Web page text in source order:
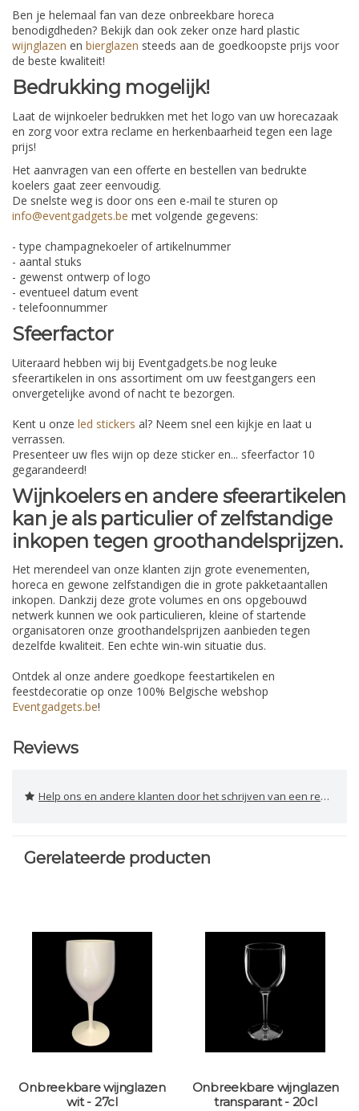
Ben je helemaal fan van deze onbreekbare horeca
benodigdheden? Bekijk dan ook zeker onze hard plastic
wijnglazen en bierglazen steeds aan de goedkoopste prijs voor
de beste kwaliteit!
Bedrukking mogelijk!
Laat de wijnkoeler bedrukken met het logo van uw horecazaak
en zorg voor extra reclame en herkenbaarheid tegen een lage
prijs!
Het aanvragen van een offerte en bestellen van bedrukte
koelers gaat zeer eenvoudig.
De snelste weg is door ons een e-mail te sturen op
info@eventgadgets.be met volgende gegevens:
- type champagnekoeler of artikelnummer
- aantal stuks
- gewenst ontwerp of logo
- eventueel datum event
- telefoonnummer
Sfeerfactor
Uiteraard hebben wij bij Eventgadgets.be nog leuke
sfeerartikelen in ons assortiment om uw feestgangers een
onvergetelijke avond of nacht te bezorgen.
Kent u onze led stickers al? Neem snel een kijkje en laat u
verrassen.
Presenteer uw fles wijn op deze sticker en... sfeerfactor 10
gegarandeerd!
Wijnkoelers en andere sfeerartikelen
kan je als particulier of zelfstandige
inkopen tegen groothandelsprijzen.
Het merendeel van onze klanten zijn grote evenementen,
horeca en gewone zelfstandigen die in grote pakketaantallen
inkopen. Dankzij deze grote volumes en ons opgebouwd
netwerk kunnen we ook particulieren, kleine of startende
organisatoren onze groothandelsprijzen aanbieden tegen
dezelfde kwaliteit. Een echte win-win situatie dus.
Ontdek al onze andere goedkope feestartikelen en
feestdecoratie op onze 100% Belgische webshop
Eventgadgets.be!
Reviews
Help ons en andere klanten door het schrijven van een review
Gerelateerde producten
Onbreekbare wijnglazen
wit - 27cl
Onbreekbare wijnglazen
transparant - 20cl